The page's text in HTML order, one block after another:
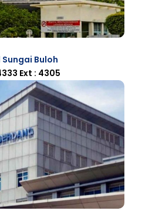
Buloh
Ext : 4305